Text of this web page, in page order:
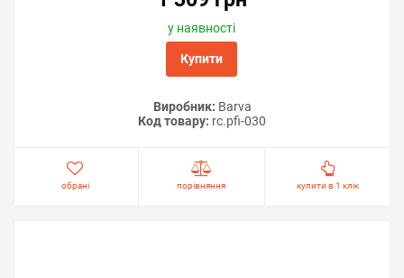
у наявності
Купити
Виробник: Barva
Код товару: rc.pfi-030
обрані порівняння купити в 1 клік